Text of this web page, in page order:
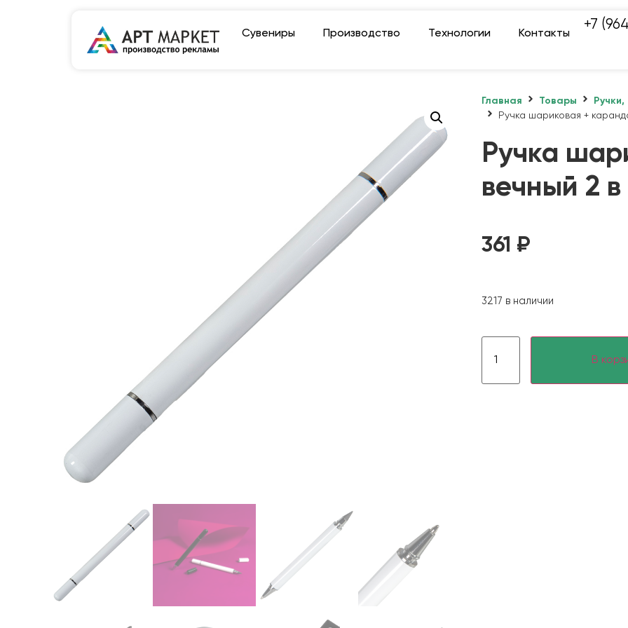
Сувениры Производство Технологии Контакты
+7
Главная Товары
Ручка шариковая +
Ручка
вечный 2 в
361 ₽
3217 в наличии
В